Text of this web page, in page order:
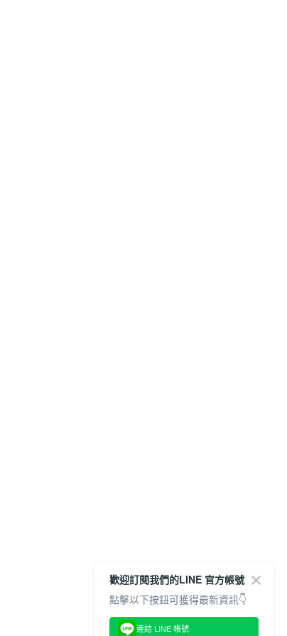
歡迎訂閱我們的LINE 官方帳號
點擊以下按鈕可獲得最新資訊👇
連結 LINE 帳號